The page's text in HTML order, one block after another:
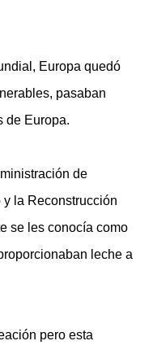
Europa quedó
pasaban
de Europa.
de
la Reconstrucción
se les conocía como
leche a
pero esta